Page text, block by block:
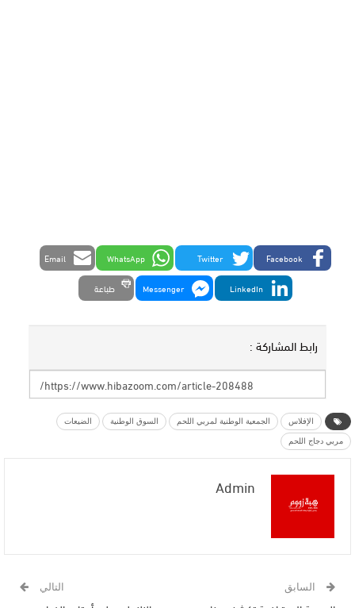
Facebook
Twitter
WhatsApp
Email
LinkedIn
Messenger طباعة
رابط المشاركة :
الإفلاس الجمعية الوطنية لمربي اللحم السوق الوطنية الضيعات
مربي دجاج اللحم
Admin
السابق التالي